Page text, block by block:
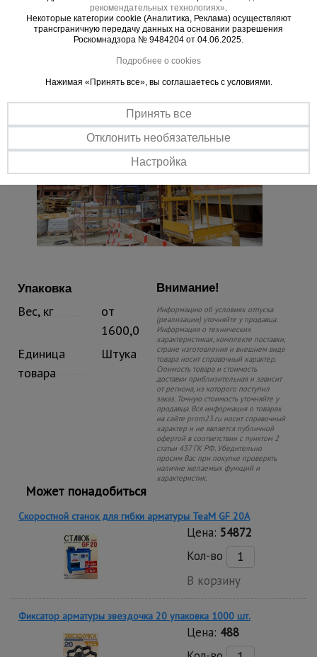
Важные преимущества –
эффективная работа
Упаковка
Вес, кг
от
1600,0
Единица
товара
Штука
Внимание!
Информацию об условиях отпуска
(реализации) уточняйте у продавца.
Информация о технических
характеристиках, комплекте поставки,
стране изготовления и внешнем виде
товара носит справочный характер.
Стоимость товара и стоимость
доставки приблизительная и зависит
от региона, из которого поступил
заказ. Точную стоимость уточняйте у
продавца. Вся информация о товарах
на сайте prom23.ru носит справочный
характер и не является публичной
офертой в соответствии с пунктом 2
статьи 437 ГК РФ. Убедительно
просим Вас при покупке проверять
наличие желаемых функций и
характеристик.
Может понадобиться
Скоростной станок для гибки арматуры ТеаМ GF 20A
Цена: 54872
Кол-во
В корзину
Фиксатор арматуры звездочка 20 упаковка 1000 шт.
Цена: 488
рекомендательных технологиях»
Некоторые категории cookie (Аналитика, Реклама) осуществляют
трансграничную передачу данных на основании разрешения
Роскомнадзора № 9484204 от 04.06.2025.
Подробнее о cookies
Нажимая «Принять все», вы соглашаетесь с условиями.
Принять все
Отклонить необязательные
Настройка